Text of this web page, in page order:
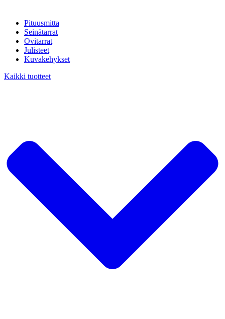
Pituusmitta
Seinätarrat
Ovitarrat
Julisteet
Kuvakehykset
Kaikki tuotteet